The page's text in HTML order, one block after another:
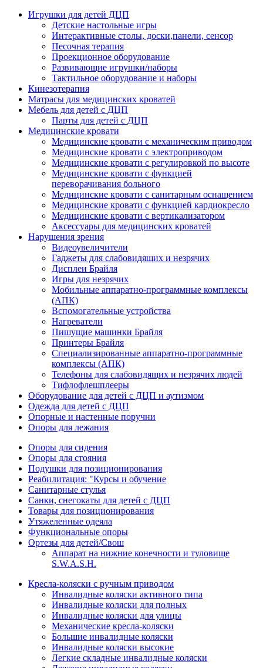
Игрушки для детей ДЦП
Детские настольные игры
Интерактивные столы, доски,панели, сенсор
Песочная терапия
Проекционное оборудование
Развивающие игрушки/наборы
Тактильное оборудование и наборы
Кинезотерапия
Матрасы для медицинских кроватей
Мебель для детей с ДЦП
Парты для детей с ДЦП
Медицинские кровати
Медицинские кровати с механическим приводом
Медицинские кровати с электроприводом
Медицинские кровати с регулировкой по высоте
Медицинские кровати с функцией
переворачивания больного
Медицинские кровати с санитарным оснащением
Медицинские кровати с функцией кардиокресло
Медицинские кровати с вертикализатором
Аксессуары для медицинских кроватей
Нарушения зрения
Видеоувеличители
Гаджеты для слабовидящих и незрячих
Дисплеи Брайля
Игры для незрячих
Мобильные аппаратно-программные комплексы
(АПК)
Вспомогательные устройства
Нагреватели
Пишущие машинки Брайля
Принтеры Брайля
Специализированные аппаратно-программные
комплексы (АПК)
Телефоны для слабовидящих и незрячих людей
Тифлофлешплееры
Оборудование для детей с ДЦП и аутизмом
Одежда для детей с ДЦП
Опорные и настенные поручни
Опоры для лежания
Опоры для сидения
Опоры для стояния
Подушки для позиционирования
Реабилитация: "Курсы и обучение
Санитарные стулья
Санки, снегокаты для детей с ДЦП
Товары для позиционирования
Утяжеленные одеяла
Функциональные опоры
Ортезы для детей/Свош
Аппарат на нижние конечности и туловище
S.W.A.S.H.
Кресла-коляски с ручным приводом
Инвалидные коляски активного типа
Инвалидные коляски для полных
Инвалидные коляски для улицы
Механические кресла-коляски
Большие инвалидные коляски
Инвалидные коляски высокие
Легкие складные инвалидные коляски